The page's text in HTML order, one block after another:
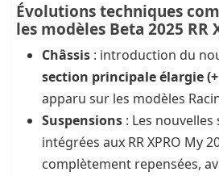
Évolutions techniques
les modèles Beta 2025 RR
Châssis : introduction du
section principale élargie
apparu sur les modèles
Suspensions : Les nouvelles
intégrées aux RR XPRO My
complètement repensées,